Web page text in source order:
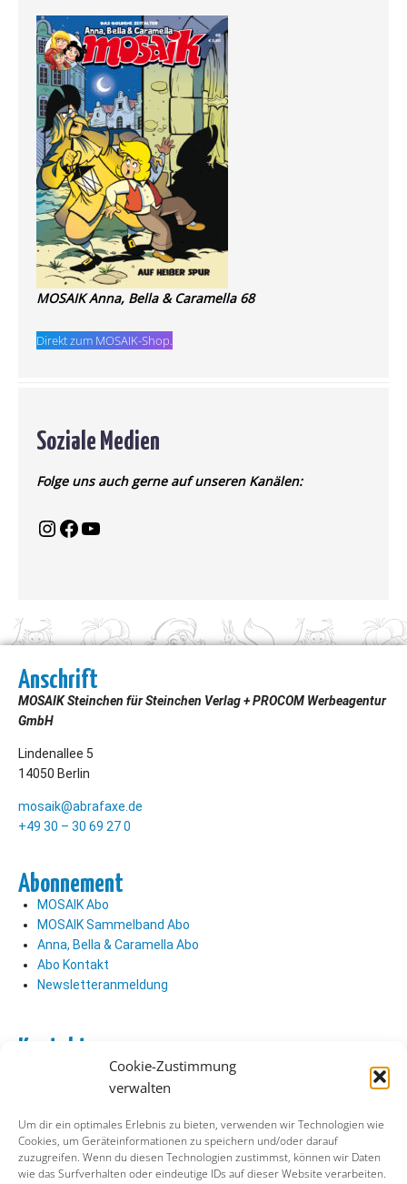
Cookie-Zustimmung
verwalten
Um dir ein optimales Erlebnis zu bieten, verwenden wir Technologien wie
Cookies, um Geräteinformationen zu speichern und/oder darauf
zuzugreifen. Wenn du diesen Technologien zustimmst, können wir Daten
wie das Surfverhalten oder eindeutige IDs auf dieser Website verarbeiten.
MOSAIK Anna, Bella & Caramella 68
Direkt zum MOSAIK-Shop.
Soziale Medien
Folge uns auch gerne auf unseren Kanälen:
Anschrift
MOSAIK Steinchen für Steinchen Verlag + PROCOM Werbeagentur
GmbH
Lindenallee 5
14050 Berlin
mosaik@abrafaxe.de
+49 30 – 30 69 27 0
Abonnement
MOSAIK Abo
MOSAIK Sammelband Abo
Anna, Bella & Caramella Abo
Abo Kontakt
Newsletteranmeldung
Kontakt
Verlag Kontakt
Soziale Medien